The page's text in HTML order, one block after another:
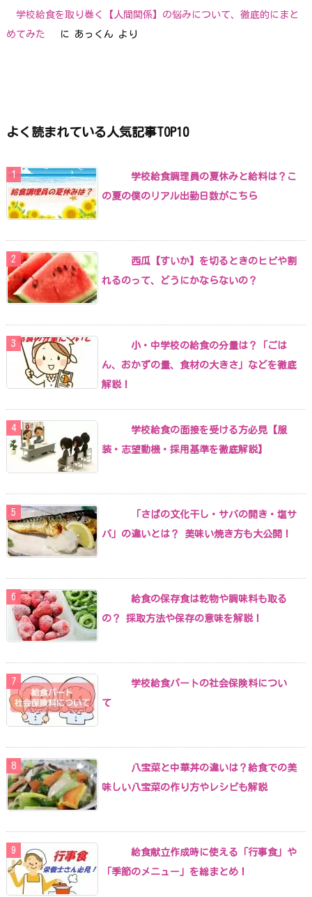
学校給食を取り巻く【人間関係】の悩みについて、徹底的にまと
めてみた
に あっくん より
よく読まれている人気記事TOP10
学校給食調理員の夏休みと給料は？こ
の夏の僕のリアル出勤日数がこちら
西瓜【すいか】を切るときのヒビや割
れるのって、どうにかならないの？
小・中学校の給食の分量は？「ごは
ん、おかずの量、食材の大きさ」などを徹底
解説！
学校給食の面接を受ける方必見【服
装・志望動機・採用基準を徹底解説】
「さばの文化干し・サバの開き・塩サ
バ」の違いとは？ 美味い焼き方も大公開！
給食の保存食は乾物や調味料も取る
の？ 採取方法や保存の意味を解説！
学校給食パートの社会保険料につい
て
八宝菜と中華丼の違いは？給食での美
味しい八宝菜の作り方やレシピも解説
給食献立作成時に使える「行事食」や
「季節のメニュー」を総まとめ！